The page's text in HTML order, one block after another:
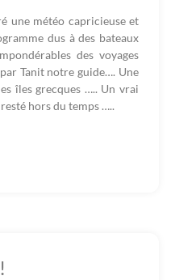
une météo capricieuse et
dus à des bateaux
des voyages
Tanit notre guide…. Une
îles grecques ….. Un vrai
hors du temps …..